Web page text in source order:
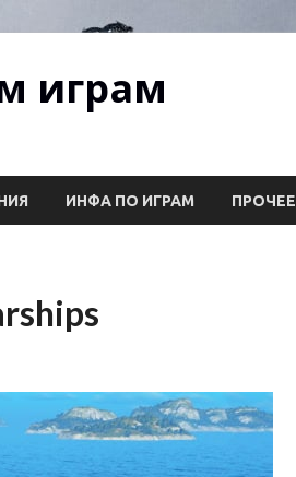
играм
ИНФА ПО ИГРАМ ПРОЧЕЕ